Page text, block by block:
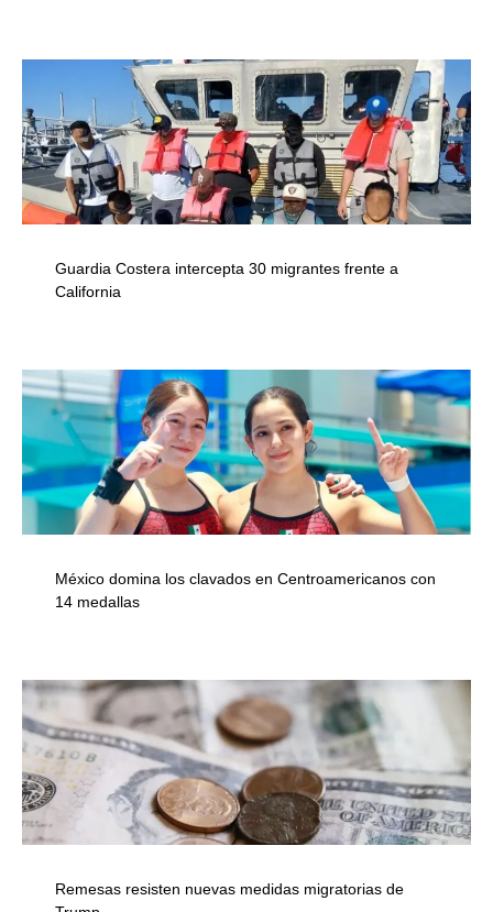
Guardia Costera intercepta 30 migrantes frente a
California
México domina los clavados en Centroamericanos con
14 medallas
Remesas resisten nuevas medidas migratorias de